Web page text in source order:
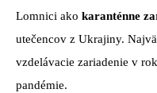
Lomnici ako karanténne
utečencov z Ukrajiny.
vzdelávacie zariadenie v
pandémie.